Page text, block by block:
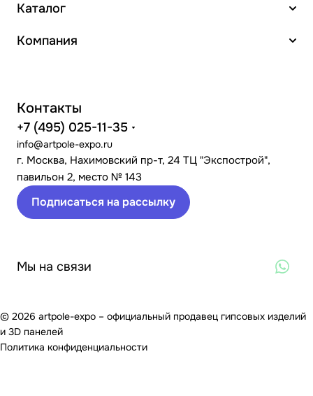
Каталог
Компания
Контакты
+7 (495) 025-11-35
info@artpole-expo.ru
г. Москва, Нахимовский пр-т, 24 ТЦ "Экспострой",
павильон 2, место № 143
Подписаться на рассылку
Мы на связи
© 2026 artpole-expo – официальный продавец гипсовых изделий
и 3D панелей
Политика конфиденциальности